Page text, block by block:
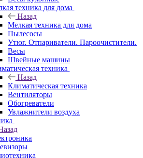
техника для дома
Назад
Мелкая техника для дома
Пылесосы
Утюг. Отпариватели. Пароочистители.
Весы
Швейные машины
техника
Назад
Климатическая техника
Вентиляторы
Обогреватели
Увлажнители воздуха